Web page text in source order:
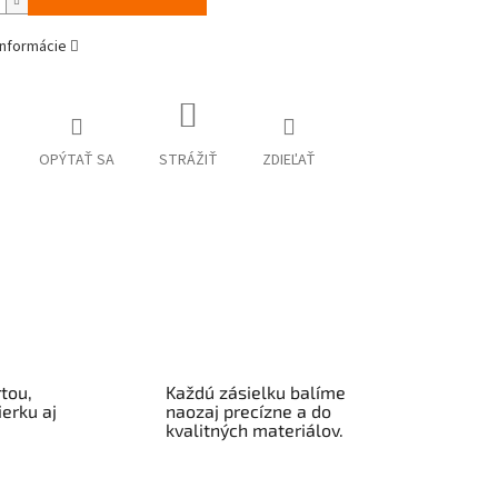
OPÝTAŤ SA STRÁŽIŤ ZDIEĽAŤ
aj
Každú zásielku balíme
naozaj precízne a do
kvalitných materiálov.